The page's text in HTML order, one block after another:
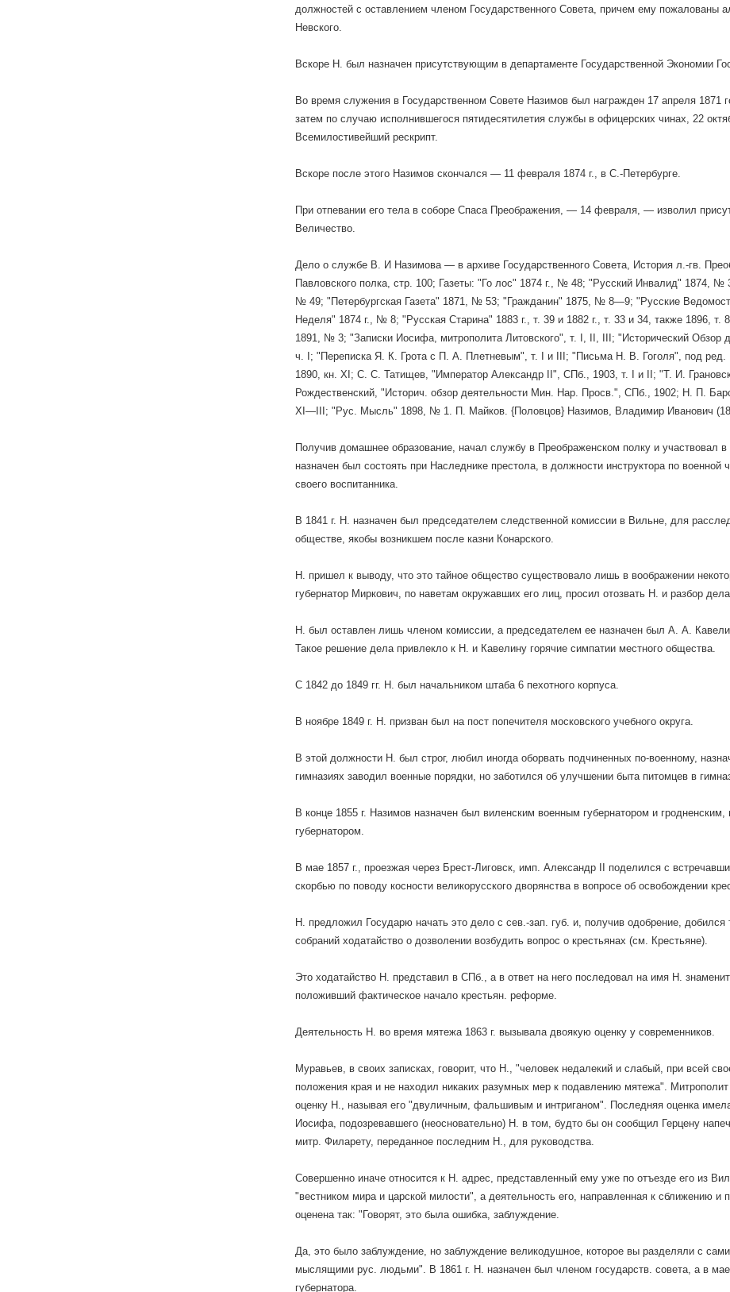
должностей с оставлением членом Государственного Совета, причем ему пожалованы
Невского.
Вскоре Н. был назначен присутствующим в департаменте Государственной Экономии
Во время служения в Государственном Совете Назимов был награжден 17 апреля 1871
затем по случаю исполнившегося пятидесятилетия службы в офицерских чинах, 22
Всемилостивейший рескрипт.
Вскоре после этого Назимов скончался — 11 февраля 1874 г., в С.-Петербурге.
При отпевании его тела в соборе Спаса Преображения, — 14 февраля, — изволил
Величество.
Дело о службе В. И Назимова — в архиве Государственного Совета, История л.-гв.
Павловского полка, стр. 100; Газеты: "Го лос" 1874 г., № 48; "Русский Инвалид" 1874, №
№ 49; "Петербургская Газета" 1871, № 53; "Гражданин" 1875, № 8—9; "Русские
Неделя" 1874 г., № 8; "Русская Старина" 1883 г., т. 39 и 1882 г., т. 33 и 34, также 1896, т.
1891, № 3; "Записки Иосифа, митрополита Литовского", т. I, II, III; "Исторический Обзор
ч. І; "Переписка Я. К. Грота с П. А. Плетневым", т. І и III; "Письма Н. В. Гоголя", под
1890, кн. XI; С. С. Татищев, "Император Александр II", СПб., 1903, т. І и II; "Т. И.
Рождественский, "Историч. обзор деятельности Мин. Нар. Просв.", СПб., 1902; Н. П.
XI—III; "Рус. Мысль" 1898, № 1. П. Майков. {Половцов} Назимов, Владимир Иванович
Получив домашнее образование, начал службу в Преображенском полку и участвовал в
назначен был состоять при Наследнике престола, в должности инструктора по военной
своего воспитанника.
В 1841 г. Н. назначен был председателем следственной комиссии в Вильне, для
обществе, якобы возникшем после казни Конарского.
Н. пришел к выводу, что это тайное общество существовало лишь в воображении
губернатор Миркович, по наветам окружавших его лиц, просил отозвать Н. и разбор
Н. был оставлен лишь членом комиссии, а председателем ее назначен был А. А.
Такое решение дела привлекло к Н. и Кавелину горячие симпатии местного общества.
С 1842 до 1849 гг. Н. был начальником штаба 6 пехотного корпуса.
В ноябре 1849 г. Н. призван был на пост попечителя московского учебного округа.
В этой должности Н. был строг, любил иногда оборвать подчиненных по-военному,
гимназиях заводил военные порядки, но заботился об улучшении быта питомцев в
В конце 1855 г. Назимов назначен был виленским военным губернатором и
губернатором.
В мае 1857 г., проезжая через Брест-Лиговск, имп. Александр II поделился с
скорбью по поводу косности великорусского дворянства в вопросе об освобождении
Н. предложил Государю начать это дело с сев.-зап. губ. и, получив одобрение, добился
собраний ходатайство о дозволении возбудить вопрос о крестьянах (см. Крестьяне).
Это ходатайство Н. представил в СПб., а в ответ на него последовал на имя Н.
положивший фактическое начало крестьян. реформе.
Деятельность Н. во время мятежа 1863 г. вызывала двоякую оценку у современников.
Муравьев, в своих записках, говорит, что Н., "человек недалекий и слабый, при всей
положения края и не находил никаких разумных мер к подавлению мятежа".
оценку Н., называя его "двуличным, фальшивым и интриганом". Последняя оценка
Иосифа, подозревавшего (неосновательно) Н. в том, будто бы он сообщил Герцену
митр. Филарету, переданное последним Н., для руководства.
Совершенно иначе относится к Н. адрес, представленный ему уже по отъезде его из
"вестником мира и царской милости", а деятельность его, направленная к сближению
оценена так: "Говорят, это была ошибка, заблуждение.
Да, это было заблуждение, но заблуждение великодушное, которое вы разделяли с
мыслящими рус. людьми". В 1861 г. Н. назначен был членом государств. совета, а в мае
губернатора.